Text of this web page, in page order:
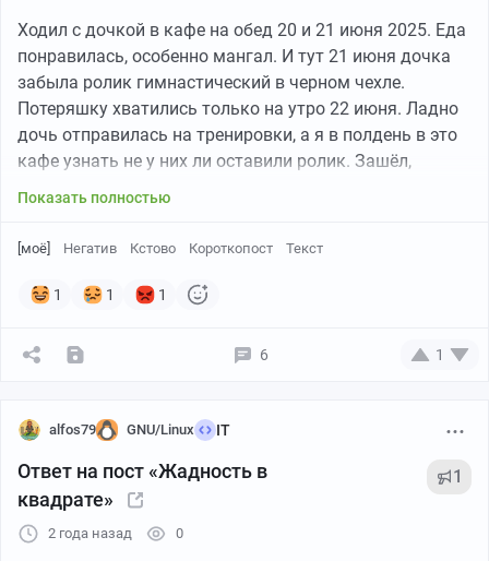
Ходил с дочкой в кафе на обед 20 и 21 июня 2025. Еда
понравилась, особенно мангал. И тут 21 июня дочка
забыла ролик гимнастический в черном чехле.
Потеряшку хватились только на утро 22 июня. Ладно
дочь отправилась на тренировки, а я в полдень в это
кафе узнать не у них ли оставили ролик. Зашёл,
вежливо спросил у персонала. Ребята начали искать.
я объяснил. Он ушёл. Я подождал немного. И выходит
они изрезали ножом, потому что они подумали что
ВУ? Ну точно "джигит". И ещё с таким наездом зачем
мы оставили ролик. Да мы забыли его случайно, а не
вас подозрение что там ВУ. Этот "джигит" мне говорит
неадекват просто взял и уничтожил чужое имущество
не имея на то права. К тому же подверг опасности
себя, персонал, гостей и жителей близлежайщего
Показать полностью
[моё] Негатив Кстово Короткопост Текст
1 1 1
6 1
alfos79 GNU/Linux IT
Ответ на пост «Жадность в
квадрате»
1
2 года назад 0